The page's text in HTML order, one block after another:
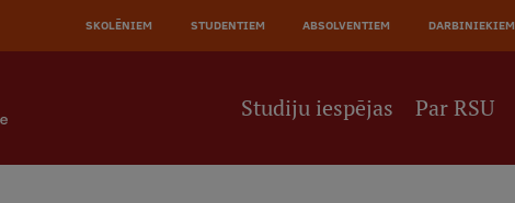
AUGŠĒJĀ
IZVĒLNE
SKOLĒNIEM STUDENTIEM ABSOLVENTIEM DARBINIEKIEM
Studiju iespējas Par RSU